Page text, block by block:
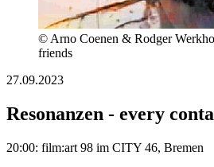
© Arno Coenen & Rodger
friends
27.09.2023
Resonanzen - every
20:00: film:art 98 im CITY 46, Bremen